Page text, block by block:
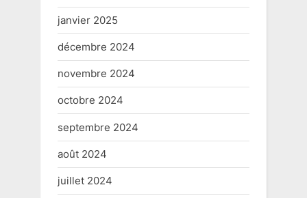
janvier 2025
décembre 2024
novembre 2024
octobre 2024
septembre 2024
août 2024
juillet 2024